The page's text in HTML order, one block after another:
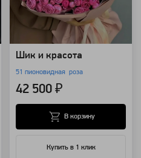
Шик и красота
51 пионовидная роза
42 500 ₽
Купить в 1 клик
В корзину